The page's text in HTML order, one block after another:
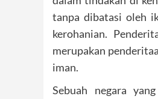
tanpa dibatasi oleh
kerohanian.
merupakan
iman.
Sebuah negara